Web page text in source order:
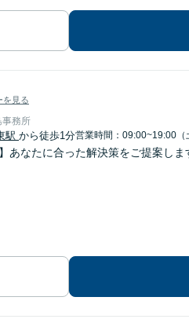
を見る
事務所
駅 から徒歩1分営業時間：09:00~19:00（
あなたに合った解決策をご提案し